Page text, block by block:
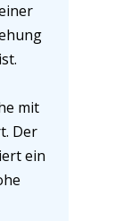
mit
Der
ein